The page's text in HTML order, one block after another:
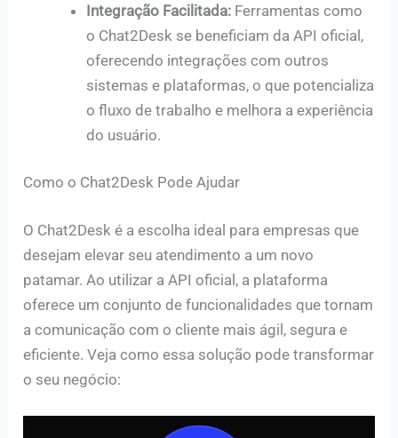
Integração Facilitada: Ferramentas como
o Chat2Desk se beneficiam da API oficial,
oferecendo integrações com outros
sistemas e plataformas, o que potencializa
o fluxo de trabalho e melhora a experiência
do usuário.
Como o Chat2Desk Pode Ajudar
O Chat2Desk é a escolha ideal para empresas que
desejam elevar seu atendimento a um novo
patamar. Ao utilizar a API oficial, a plataforma
oferece um conjunto de funcionalidades que tornam
a comunicação com o cliente mais ágil, segura e
eficiente. Veja como essa solução pode transformar
o seu negócio: